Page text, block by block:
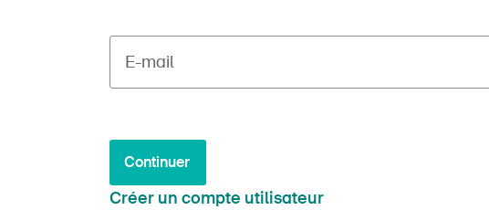
E-mail
Continuer
Créer un compte utilisateur